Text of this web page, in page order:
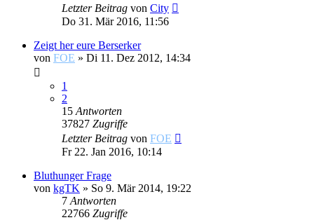
Letzter Beitrag von City
Do 31. Mär 2016, 11:56
Zeigt her eure Berserker
von FOE » Di 11. Dez 2012, 14:34
1
2
15 Antworten
37827 Zugriffe
Letzter Beitrag von FOE
Fr 22. Jan 2016, 10:14
Bluthunger Frage
von kgTK » So 9. Mär 2014, 19:22
7 Antworten
22766 Zugriffe